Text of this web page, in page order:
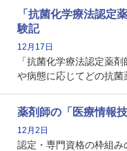
関する資格として、
剤師の専門性を活かし
貢献する姿は、今も病院
かれる存在です。
「抗菌化学療法認定
験記
12月17日
「抗菌化学療法認定薬
や病態に応じてどの抗菌
る薬剤師です。現在、
基準に専任の薬剤師配
後は感染症領域で薬剤師
求められる可能性もあり
薬剤師の「医療情報
12月2日
認定・専門資格の枠組み